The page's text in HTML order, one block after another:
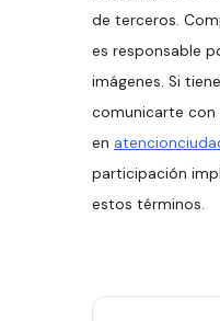
de terceros.
es responsable
imágenes. Si
comunicarte con
en
participación
estos términos.